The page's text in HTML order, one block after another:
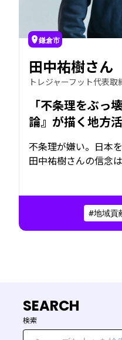
鎌倉市
田中祐樹さん
トレジャーフット代表取
「不条理をぶっ
論』が描く地方
不条理が嫌い。日本
田中祐樹さんの信念
方を活性化する経営
#地域貢
SEARCH
検索